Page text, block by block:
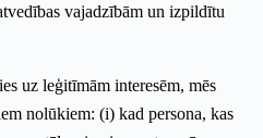
vajadzībām un izpildītu
uz leģitīmām interesēm, mēs
nolūkiem: (i) kad persona, kas